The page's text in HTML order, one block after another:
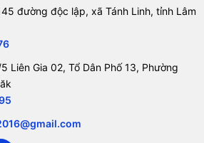
đường độc lập, xã Tánh Linh, tỉnh Lâm
Liên Gia 02, Tổ Dân Phố 13, Phường